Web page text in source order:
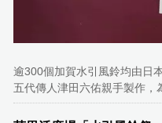
逾300個加賀水引風鈴均由日
五代傳人津田六佑親手製作，